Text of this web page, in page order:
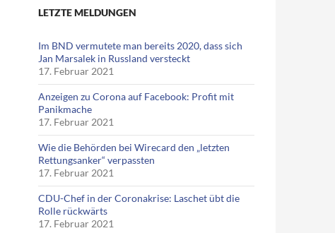
LETZTE MELDUNGEN
Im BND vermutete man bereits 2020, dass sich
Jan Marsalek in Russland versteckt
17. Februar 2021
Anzeigen zu Corona auf Facebook: Profit mit
Panikmache
17. Februar 2021
Wie die Behörden bei Wirecard den „letzten
Rettungsanker“ verpassten
17. Februar 2021
CDU-Chef in der Coronakrise: Laschet übt die
Rolle rückwärts
17. Februar 2021